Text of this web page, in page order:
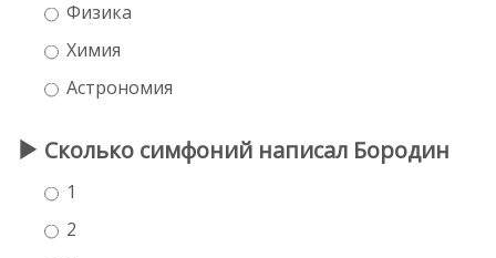
Физика
Химия
Астрономия
Сколько симфоний написал Бородин
1
2